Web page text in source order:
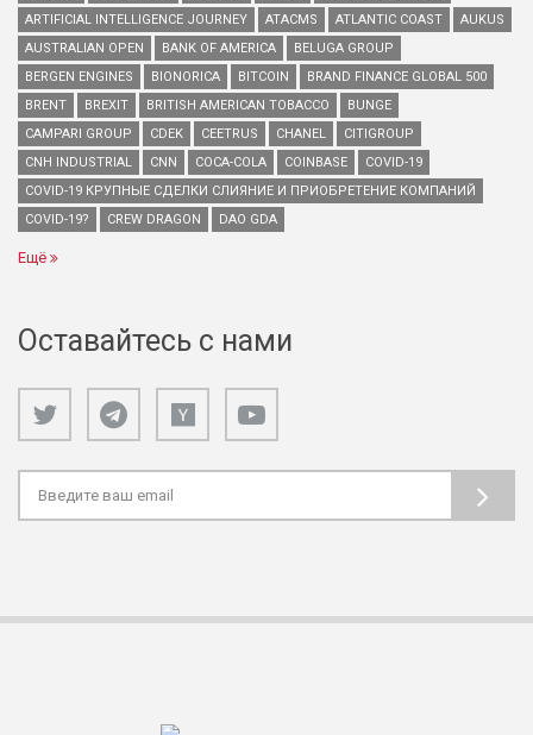
ARTIFICIAL INTELLIGENCE JOURNEY
ATACMS ATLANTIC COAST
AUKUS
AUSTRALIAN OPEN
BANK OF AMERICA
BELUGA GROUP
BERGEN ENGINES
BIONORICA BITCOIN
BRAND FINANCE GLOBAL 500
BRENT
BREXIT BRITISH AMERICAN TOBACCO
BUNGE
CAMPARI GROUP
CDEK CEETRUS CHANEL
CITIGROUP
CNH INDUSTRIAL
CNN COCA-COLA COINBASE
COVID-19
COVID-19 КРУПНЫЕ СДЕЛКИ СЛИЯНИЕ И ПРИОБРЕТЕНИЕ КОМПАНИЙ
COVID-19?
CREW DRAGON DAO GDA
Ещё
Оставайтесь с нами